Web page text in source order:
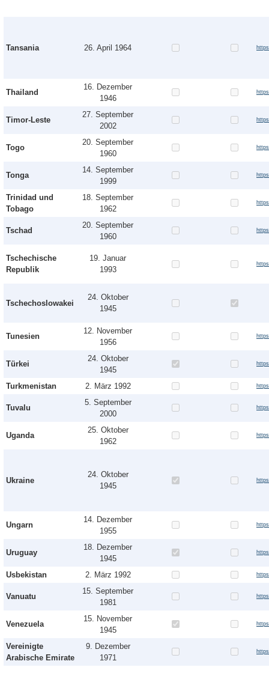
Tansania 26. April 1964
Thailand
16. Dezember
1946
Timor-Leste
27. September
2002
Togo
20. September
1960
Tonga
14. September
1999
Trinidad und
Tobago
18. September
1962
Tschad
20. September
1960
Tschechische
Republik
19. Januar
1993
Tschechoslowakei
24. Oktober
1945
Tunesien
12. November
1956
Türkei
24. Oktober
1945
Turkmenistan 2. März 1992
Tuvalu
5. September
2000
Uganda
25. Oktober
1962
Ukraine
24. Oktober
1945
Ungarn
14. Dezember
1955
Uruguay
18. Dezember
1945
Usbekistan 2. März 1992
Vanuatu
15. September
1981
Venezuela
15. November
1945
Vereinigte
Arabische Emirate
9. Dezember
1971